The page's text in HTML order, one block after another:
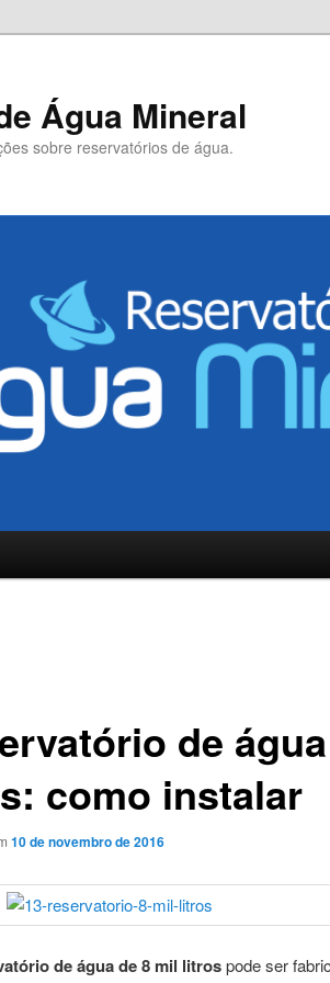
Água Mineral
sobre reservatórios de água.
de
como instalar
10 de novembro de 2016
de água de 8 mil litrospode ser